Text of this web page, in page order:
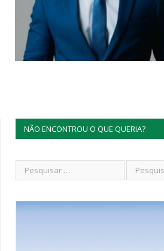
NÃO ENCONTROU O QUE QUERIA?